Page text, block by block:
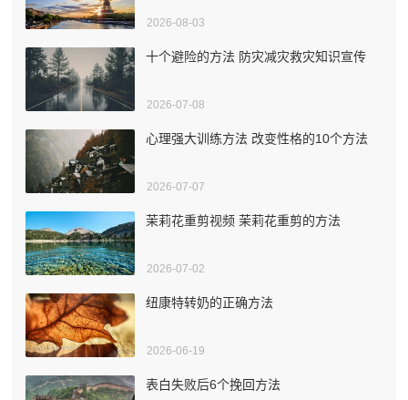
2026-08-03
十个避险的方法 防灾减灾救灾知识宣传
2026-07-08
心理强大训练方法 改变性格的10个方法
2026-07-07
茉莉花重剪视频 茉莉花重剪的方法
2026-07-02
纽康特转奶的正确方法
2026-06-19
表白失败后6个挽回方法